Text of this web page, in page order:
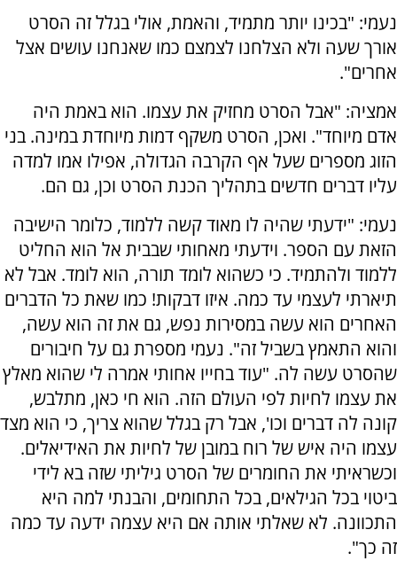
נעמי: "בכינו יותר מתמיד, והאמת, אולי בגלל זה הסרט
אורך שעה ולא הצלחנו לצמצם כמו שאנחנו עושים אצל
אחרים".
אמציה: "אבל הסרט מחזיק את עצמו. הוא באמת היה
אדם מיוחד". ואכן, הסרט משקף דמות מיוחדת במינה. בני
הזוג מספרים שעל אף הקרבה הגדולה, אפילו אמו למדה
עליו דברים חדשים בתהליך הכנת הסרט וכן, גם הם.
נעמי: "ידעתי שהיה לו מאוד קשה ללמוד, כלומר הישיבה
הזאת עם הספר. וידעתי מאחותי שבבית אל הוא החליט
ללמוד ולהתמיד. כי כשהוא לומד תורה, הוא לומד. אבל לא
תיארתי לעצמי עד כמה. איזו דבקות! כמו שאת כל הדברים
האחרים הוא עשה במסירות נפש, גם את זה הוא עשה,
והוא התאמץ בשביל זה". נעמי מספרת גם על חיבורים
שהסרט עשה לה. "עוד בחייו אחותי אמרה לי שהוא מאלץ
את עצמו לחיות לפי העולם הזה. הוא חי כאן, מתלבש,
קונה לה דברים וכו', אבל רק בגלל שהוא צריך, כי הוא מצד
עצמו היה איש של רוח במובן של לחיות את האידיאלים.
וכשראיתי את החומרים של הסרט גיליתי שזה בא לידי
ביטוי בכל הגילאים, בכל התחומים, והבנתי למה היא
התכוונה. לא שאלתי אותה אם היא עצמה ידעה עד כמה
זה כך".